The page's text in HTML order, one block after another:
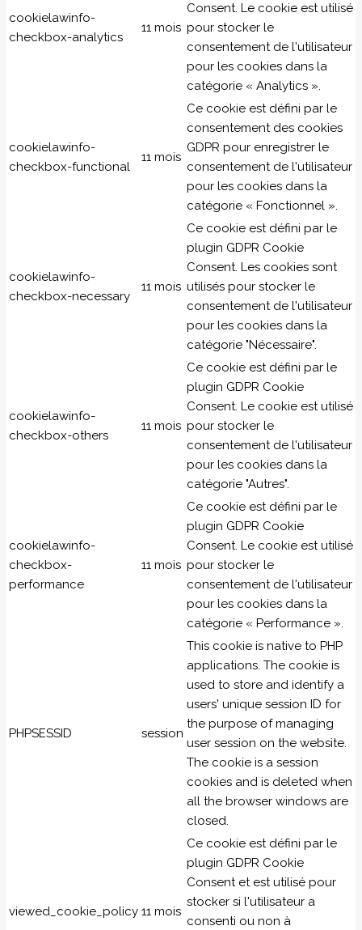
cookielawinfo-
checkbox-analytics
11 mois
Consent. Le cookie est utilisé
pour stocker le
consentement de l'utilisateur
pour les cookies dans la
catégorie « Analytics ».
cookielawinfo-
checkbox-functional
11 mois
Ce cookie est défini par le
consentement des cookies
GDPR pour enregistrer le
consentement de l'utilisateur
pour les cookies dans la
catégorie « Fonctionnel ».
cookielawinfo-
checkbox-necessary
11 mois
Ce cookie est défini par le
plugin GDPR Cookie
Consent. Les cookies sont
utilisés pour stocker le
consentement de l'utilisateur
pour les cookies dans la
catégorie "Nécessaire".
cookielawinfo-
checkbox-others
11 mois
Ce cookie est défini par le
plugin GDPR Cookie
Consent. Le cookie est utilisé
pour stocker le
consentement de l'utilisateur
pour les cookies dans la
catégorie "Autres".
cookielawinfo-
checkbox-
performance
11 mois
Ce cookie est défini par le
plugin GDPR Cookie
Consent. Le cookie est utilisé
pour stocker le
consentement de l'utilisateur
pour les cookies dans la
catégorie « Performance ».
PHPSESSID session
This cookie is native to PHP
applications. The cookie is
used to store and identify a
users' unique session ID for
the purpose of managing
user session on the website.
The cookie is a session
cookies and is deleted when
all the browser windows are
closed.
viewed_cookie_policy 11 mois
Ce cookie est défini par le
plugin GDPR Cookie
Consent et est utilisé pour
stocker si l'utilisateur a
consenti ou non à